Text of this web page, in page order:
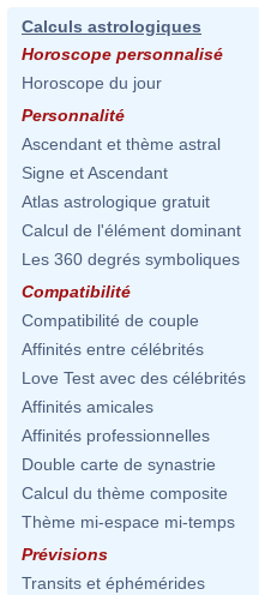
Calculs astrologiques
Horoscope personnalisé
Horoscope du jour
Personnalité
Ascendant et thème astral
Signe et Ascendant
Atlas astrologique gratuit
Calcul de l'élément dominant
Les 360 degrés symboliques
Compatibilité
Compatibilité de couple
Affinités entre célébrités
Love Test avec des célébrités
Affinités amicales
Affinités professionnelles
Double carte de synastrie
Calcul du thème composite
Thème mi-espace mi-temps
Prévisions
Transits et éphémérides